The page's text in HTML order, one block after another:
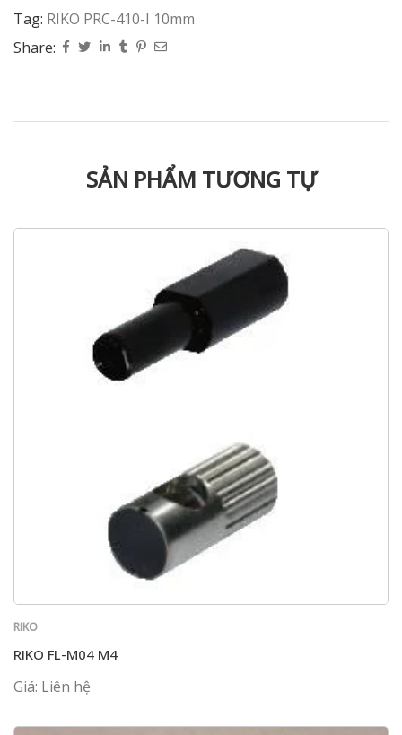
Tag: RIKO PRC-410-I 10mm
Share:
SẢN PHẨM TƯƠNG TỰ
RIKO
RIKO FL-M04 M4
Giá: Liên hệ